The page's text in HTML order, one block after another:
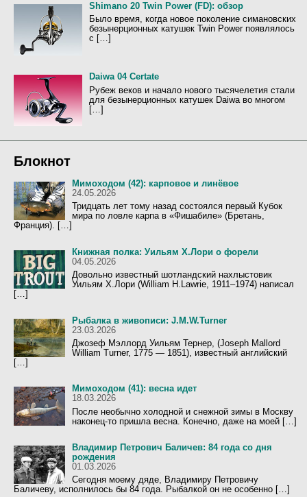
Shimano 20 Twin Power (FD): обзор
Было время, когда новое поколение симановских
безынерционных катушек Twin Power появлялось
с […]
Daiwa 04 Certate
Рубеж веков и начало нового тысячелетия стали
для безынерционных катушек Daiwa во многом
[…]
Блокнот
Мимоходом (42): карповое и линёвое
24.05.2026
Тридцать лет тому назад состоялся первый Кубок
мира по ловле карпа в «Фишабиле» (Бретань,
Франция). […]
Книжная полка: Уильям Х.Лори о форели
04.05.2026
Довольно известный шотландский нахлыстовик
Уильям Х.Лори (William H.Lawrie, 1911–1974) написал
[…]
Рыбалка в живописи: J.M.W.Turner
23.03.2026
Джозеф Мэллорд Уильям Тернер, (Joseph Mallord
William Turner, 1775 — 1851), известный английский
[…]
Мимоходом (41): весна идет
18.03.2026
После необычно холодной и снежной зимы в Москву
наконец-то пришла весна. Конечно, даже на моей […]
Владимир Петрович Баличев: 84 года со дня
рождения
01.03.2026
Сегодня моему дяде, Владимиру Петровичу
Баличеву, исполнилось бы 84 года. Рыбалкой он не особенно […]